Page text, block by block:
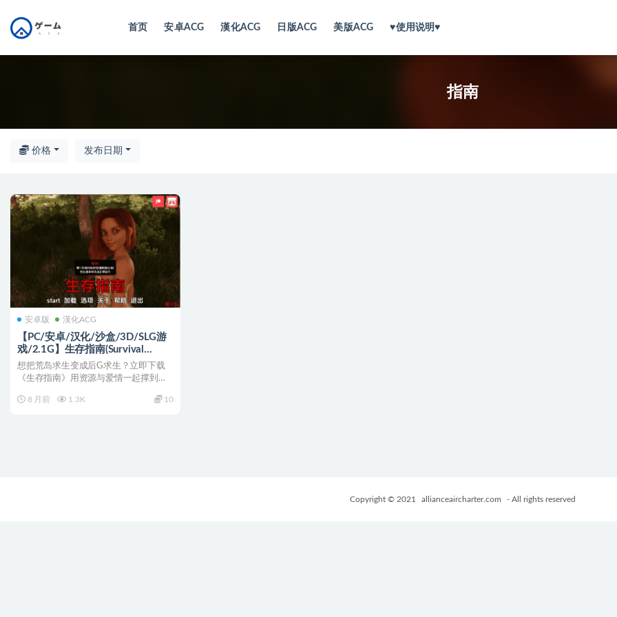
首页 安卓ACG 漢化ACG 日版ACG 美版ACG ♥使用说明♥
指南
价格 发布日期
安卓版 漢化ACG
【PC/安卓/汉化/沙盒/3D/SLG游
戏/2.1G】生存指南(Survival
Guide) Ver1.1 汉化版+PC+安卓
+沙盒3DSLG游戏+2.1G
想把荒岛求生变成后G求生？立即下载
《生存指南》用资源与爱情一起撑到救
8 月前
1.3K 10
Copyright © 2021 allianceaircharter.com - All rights reserved